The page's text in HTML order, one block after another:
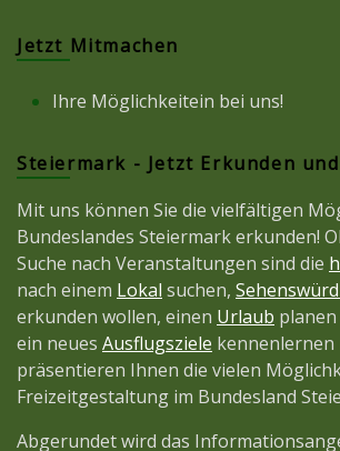
Jetzt Mitmachen
Ihre Möglichkeitein bei uns!
Steiermark - Jetzt Erkunden
Mit uns können Sie die vielfältigen
Bundeslandes Steiermark erkunden!
Suche nach Veranstaltungen sind die
nach einem Lokal suchen,
erkunden wollen, einen Urlaub
ein neues Ausflugsziele kennenlernen
präsentieren Ihnen die vielen
Freizeitgestaltung im Bundesland
Abgerundet wird das